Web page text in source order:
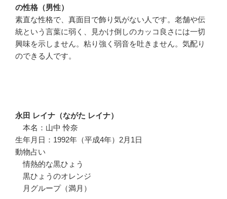
の性格（男性）
素直な性格で、真面目で飾り気がない人です。老舗や伝
統という言葉に弱く、見かけ倒しのカッコ良さには一切
興味を示しません。粘り強く弱音を吐きません。気配り
のできる人です。
永田 レイナ（ながた レイナ）
本名：山中 怜奈
生年月日：1992年（平成4年）2月1日
動物占い
情熱的な黒ひょう
黒ひょうのオレンジ
月グループ（満月）